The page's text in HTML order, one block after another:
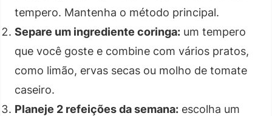
tempero. Mantenha o método principal.
Separe um ingrediente coringa: um tempero
que você goste e combine com vários pratos,
como limão, ervas secas ou molho de tomate
caseiro.
Planeje 2 refeições da semana: escolha um